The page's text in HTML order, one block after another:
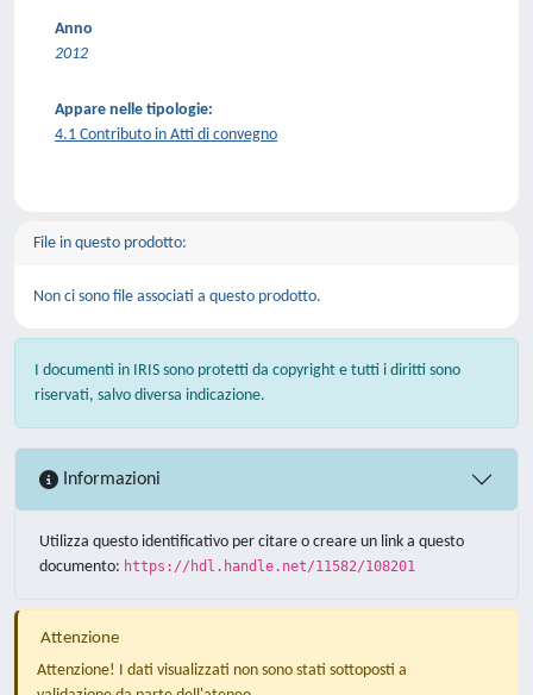
Anno
2012
Appare nelle tipologie:
4.1 Contributo in Atti di convegno
File in questo prodotto:
Non ci sono file associati a questo prodotto.
I documenti in IRIS sono protetti da copyright e tutti i diritti sono
riservati, salvo diversa indicazione.
Informazioni
Utilizza questo identificativo per citare o creare un link a questo
documento: https://hdl.handle.net/11582/108201
Attenzione
Attenzione! I dati visualizzati non sono stati sottoposti a